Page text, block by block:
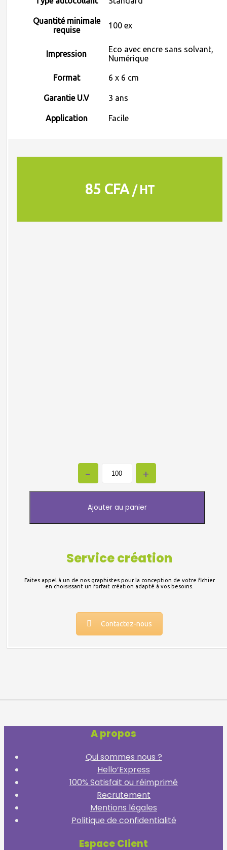
Quantité minimale
requise
100 ex
Impression
Eco avec encre sans solvant,
Numérique
Format 6 x 6 cm
Garantie U.V 3 ans
Application Facile
85 CFA / HT
Quantity
Ajouter au panier
Service création
Faites appel à un de nos graphistes pour la conception de votre fichier
en choisissant un forfait création adapté à vos besoins.
Contactez-nous
A propos
Qui sommes nous ?
Hello’Express
100% Satisfait ou réimprimé
Recrutement
Mentions légales
Politique de confidentialité
Espace Client